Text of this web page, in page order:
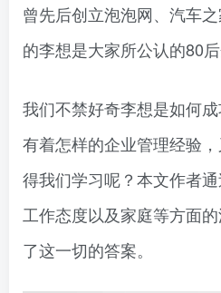
曾先后创立泡泡网、汽车
的李想是大家所公认的80
我们不禁好奇李想是如何
有着怎样的企业管理经验
得我们学习呢？本文作者通
工作态度以及家庭等方面
了这一切的答案。